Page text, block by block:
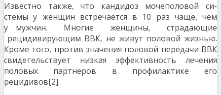
Известно также, что кандидоз мочеполовой си-
стемы у женщин встречается в 10 раз чаще, чем
у мужчин. Многие женщины, страдающие
рецидивирующим ВВК, не живут половой жизнью.
Кроме того, против значения половой передачи ВВК
свидетельствует низкая эффективность лечения
половых партнеров в профилактике его
рецидивов[2].